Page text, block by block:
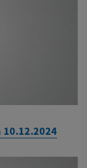
10.12.2024